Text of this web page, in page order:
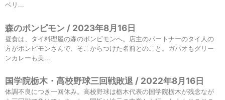
ベリ...
森のポンピモン / 2023年8月16日
昼食は、タイ料理屋の森のポンピモンへ。店主のパートナーのタイ人の
方がポンピモンさんで、そこからつけた名前とのこと。ガパオもグリー
ンカレーも美...
国学院栃木・高校野球三回戦敗退 / 2022年8月16日
体調不良につき一回休み。高校野球は栃木代表の国学院栃木が残念なが